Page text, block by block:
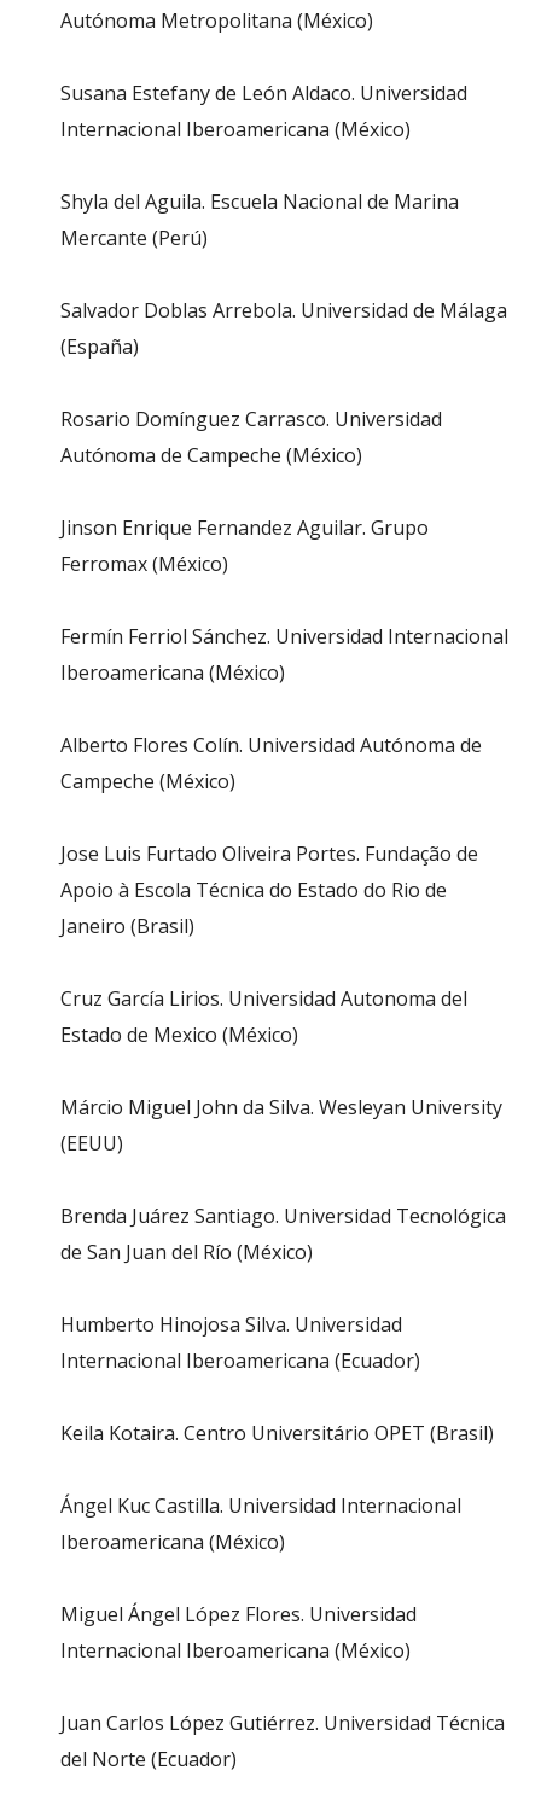
Autónoma Metropolitana (México)
Susana Estefany de León Aldaco. Universidad
Internacional Iberoamericana (México)
Shyla del Aguila. Escuela Nacional de Marina
Mercante (Perú)
Salvador Doblas Arrebola. Universidad de Málaga
(España)
Rosario Domínguez Carrasco. Universidad
Autónoma de Campeche (México)
Jinson Enrique Fernandez Aguilar. Grupo
Ferromax (México)
Fermín Ferriol Sánchez. Universidad Internacional
Iberoamericana (México)
Alberto Flores Colín. Universidad Autónoma de
Campeche (México)
Jose Luis Furtado Oliveira Portes. Fundação de
Apoio à Escola Técnica do Estado do Rio de
Janeiro (Brasil)
Cruz García Lirios. Universidad Autonoma del
Estado de Mexico (México)
Márcio Miguel John da Silva. Wesleyan University
(EEUU)
Brenda Juárez Santiago. Universidad Tecnológica
de San Juan del Río (México)
Humberto Hinojosa Silva. Universidad
Internacional Iberoamericana (Ecuador)
Keila Kotaira. Centro Universitário OPET (Brasil)
Ángel Kuc Castilla. Universidad Internacional
Iberoamericana (México)
Miguel Ángel López Flores. Universidad
Internacional Iberoamericana (México)
Juan Carlos López Gutiérrez. Universidad Técnica
del Norte (Ecuador)